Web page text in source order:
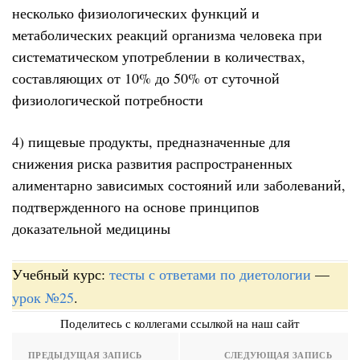
несколько физиологических функций и
метаболических реакций организма человека при
систематическом употреблении в количествах,
составляющих от 10% до 50% от суточной
физиологической потребности
4) пищевые продукты, предназначенные для
снижения риска развития распространенных
алиментарно зависимых состояний или заболеваний,
подтвержденного на основе принципов
доказательной медицины
Учебный курс: тесты с ответами по диетологии —
урок №25.
Поделитесь с коллегами ссылкой на наш сайт
ПРЕДЫДУЩАЯ ЗАПИСЬ СЛЕДУЮЩАЯ ЗАПИСЬ